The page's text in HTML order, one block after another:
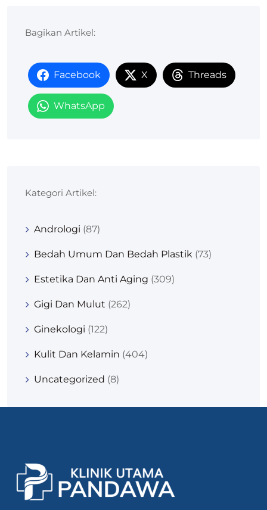
Bagikan Artikel:
Facebook X Threads
WhatsApp
Kategori Artikel:
Andrologi (87)
Bedah Umum Dan Bedah Plastik (73)
Estetika Dan Anti Aging (309)
Gigi Dan Mulut (262)
Ginekologi (122)
Kulit Dan Kelamin (404)
Uncategorized (8)